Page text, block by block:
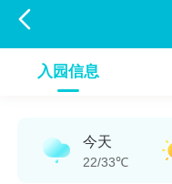

入园信息
今天
22/33℃